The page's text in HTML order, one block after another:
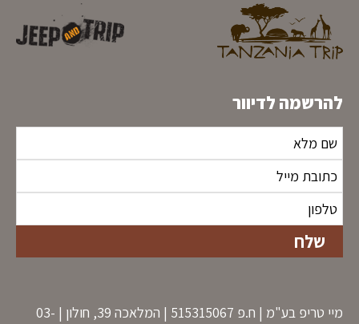
להרשמה לדיוור
מיי טריפ בע"מ | ח.פ 515315067 | המלאכה 39, חולון | 03-